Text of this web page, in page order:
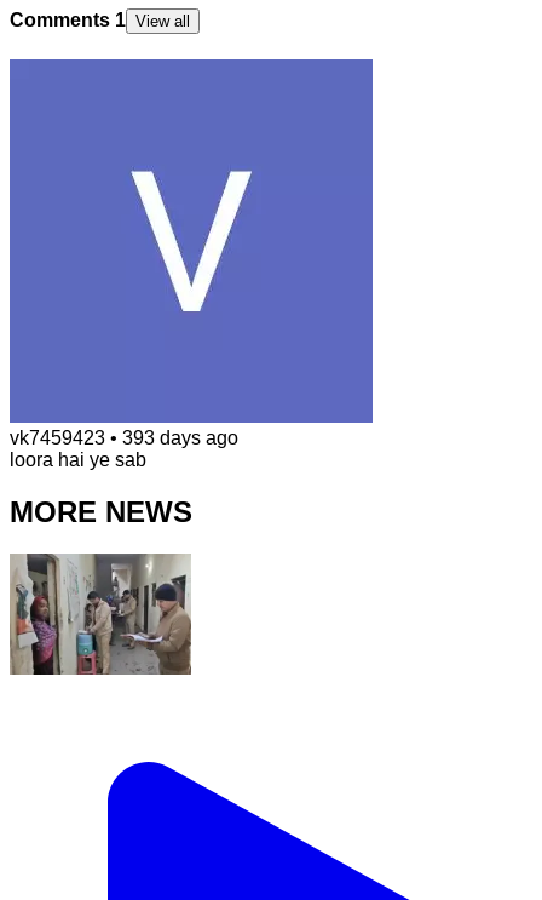
Comments 1 View all
vk7459423 • 393 days ago
loora hai ye sab
MORE NEWS